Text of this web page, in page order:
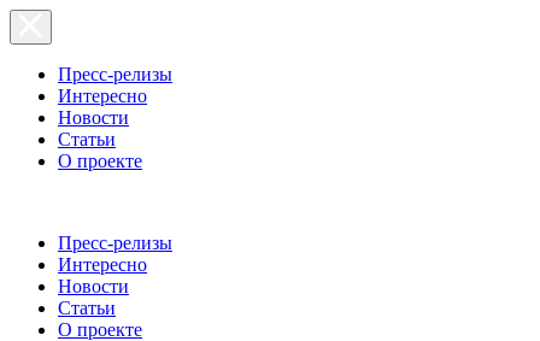
Пресс-релизы
Интересно
Новости
Статьи
О проекте
Пресс-релизы
Интересно
Новости
Статьи
О проекте